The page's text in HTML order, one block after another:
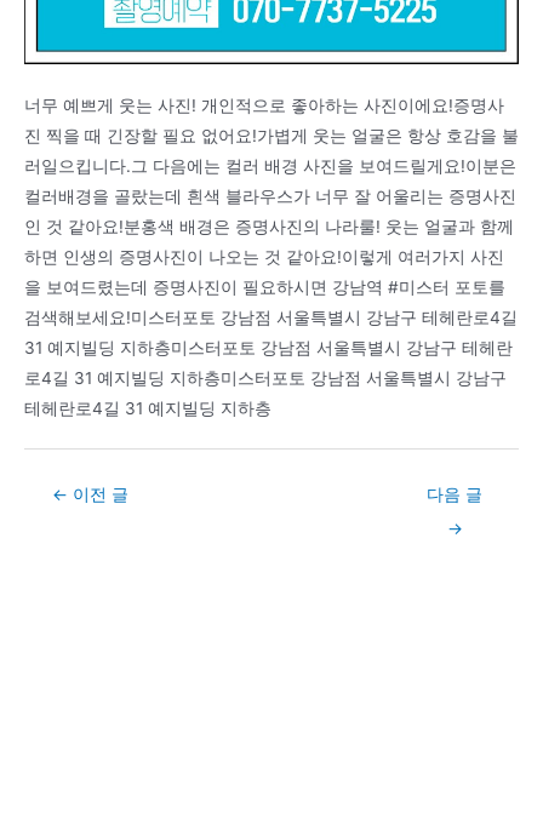
너무 예쁘게 웃는 사진! 개인적으로 좋아하는 사진이에요!증명사
진 찍을 때 긴장할 필요 없어요!가볍게 웃는 얼굴은 항상 호감을 불
러일으킵니다.그 다음에는 컬러 배경 사진을 보여드릴게요!이분은
컬러배경을 골랐는데 흰색 블라우스가 너무 잘 어울리는 증명사진
인 것 같아요!분홍색 배경은 증명사진의 나라룰! 웃는 얼굴과 함께
하면 인생의 증명사진이 나오는 것 같아요!이렇게 여러가지 사진
을 보여드렸는데 증명사진이 필요하시면 강남역 #미스터 포토를
검색해보세요!미스터포토 강남점 서울특별시 강남구 테헤란로4길
31 예지빌딩 지하층미스터포토 강남점 서울특별시 강남구 테헤란
로4길 31 예지빌딩 지하층미스터포토 강남점 서울특별시 강남구
테헤란로4길 31 예지빌딩 지하층
Post← 이전 글
다음 글
→